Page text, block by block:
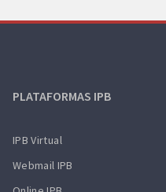
PLATAFORMAS IPB
IPB Virtual
Webmail IPB